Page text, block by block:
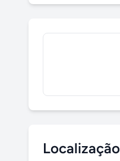
Localização